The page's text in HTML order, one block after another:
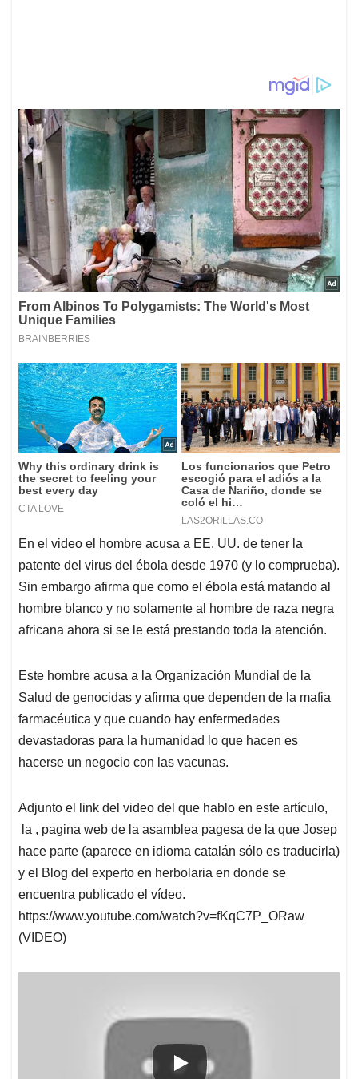
En el video el hombre acusa a EE. UU. de tener la
patente del virus del ébola desde 1970 (y lo comprueba).
Sin embargo afirma que como el ébola está matando al
hombre blanco y no solamente al hombre de raza negra
africana ahora si se le está prestando toda la atención.
Este hombre acusa a la Organización Mundial de la
Salud de genocidas y afirma que dependen de la mafia
farmacéutica y que cuando hay enfermedades
devastadoras para la humanidad lo que hacen es
hacerse un negocio con las vacunas.
Adjunto el link del video del que hablo en este artículo,
la , pagina web de la asamblea pagesa de la que Josep
hace parte (aparece en idioma catalán sólo es traducirla)
y el Blog del experto en herbolaria en donde se
encuentra publicado el vídeo.
https://www.youtube.com/watch?v=fKqC7P_ORaw
(VIDEO)